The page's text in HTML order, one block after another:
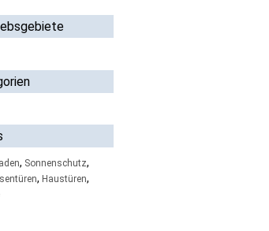
, Sonnenschutz,
, Haustüren,